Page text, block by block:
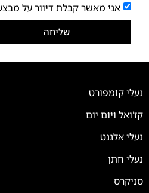
אני מאשר קבלת דיוור על
שליחה
נעלי קומפורט
קז'ואל ויום יום
נעלי אלגנט
נעלי חתן
סניקרס
💬